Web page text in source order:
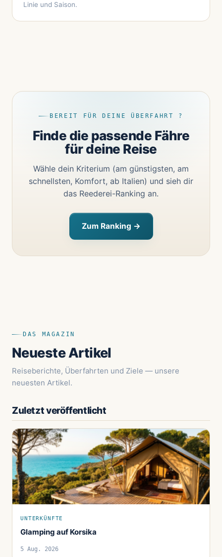
Linie und Saison.
BEREIT FÜR DEINE ÜBERFAHRT ?
Finde die passende Fähre
für deine Reise
Wähle dein Kriterium (am günstigsten, am
schnellsten, Komfort, ab Italien) und sieh dir
das Reederei-Ranking an.
Zum Ranking →
DAS MAGAZIN
Neueste Artikel
Reiseberichte, Überfahrten und Ziele — unsere
neuesten Artikel.
Zuletzt veröffentlicht
UNTERKÜNFTE
Glamping auf Korsika
5 Aug. 2026